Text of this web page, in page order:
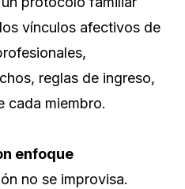
vínculos afectivos de
reglas de ingreso,
cada miembro.
enfoque
no se improvisa.